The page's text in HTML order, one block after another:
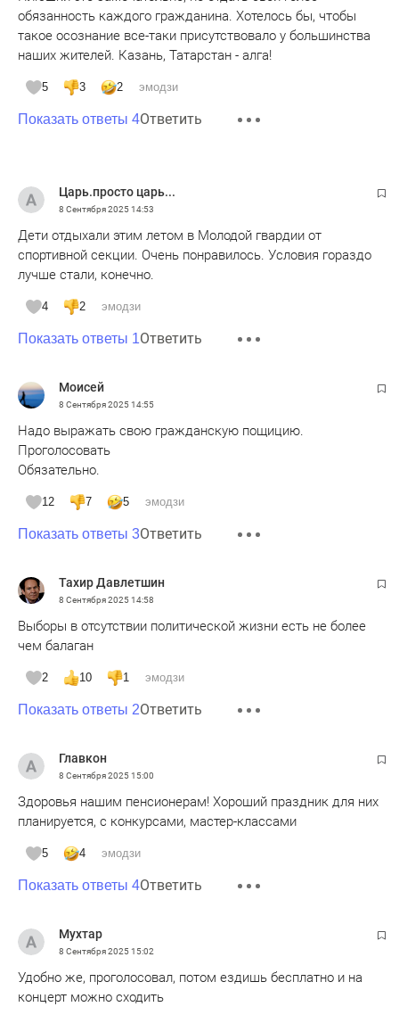
обязанность каждого гражданина. Хотелось бы, чтобы
такое осознание все-таки присутствовало у большинства
наших жителей. Казань, Татарстан - алга!
5 3 2 эмодзи
Показать ответы 4Ответить
Царь.просто царь...
8 Сентября 202514:53
Дети отдыхали этим летом в Молодой гвардии от
спортивной секции. Очень понравилось. Условия гораздо
лучше стали, конечно.
4 2 эмодзи
Показать ответы 1Ответить
Моисей
8 Сентября 202514:55
Надо выражать свою гражданскую пощицию.
Проголосовать
Обязательно.
12 7 5 эмодзи
Показать ответы 3Ответить
Тахир Давлетшин
8 Сентября 202514:58
Выборы в отсутствии политической жизни есть не более
чем балаган
2 10 1 эмодзи
Показать ответы 2Ответить
Главкон
8 Сентября 202515:00
Здоровья нашим пенсионерам! Хороший праздник для них
планируется, с конкурсами, мастер-классами
5 4 эмодзи
Показать ответы 4Ответить
Мухтар
8 Сентября 202515:02
Удобно же, проголосовал, потом ездишь бесплатно и на
концерт можно сходить